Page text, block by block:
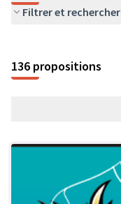
Filtrer et rechercher
136 propositions